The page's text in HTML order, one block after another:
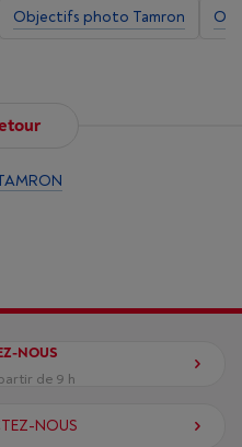
Objectifs photo Tamron
NOUS
de 9 h
NOUS